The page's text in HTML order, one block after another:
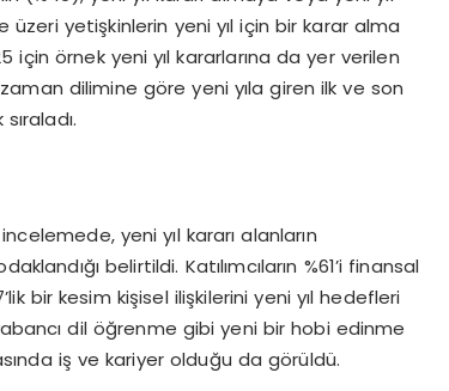
yetişkinlerin yeni yıl için bir karar alma
örnek yeni yıl kararlarına da yer verilen
dilimine göre yeni yıla giren ilk ve son
yeni yıl kararı alanların
belirtildi. Katılımcıların %61’i finansal
bir kesim kişisel ilişkilerini yeni yıl hedefleri
dil öğrenme gibi yeni bir hobi edinme
iş ve kariyer olduğu da görüldü.